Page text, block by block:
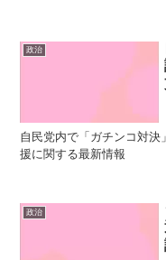
政治
自民党内で「ガチンコ対
援に関する最新情報
政治